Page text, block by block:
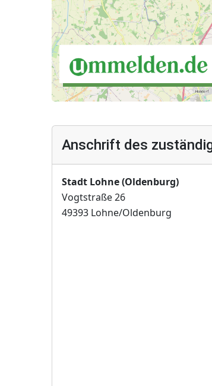
Anschrift des
Stadt Lohne (Oldenburg)
Vogtstraße 26
49393 Lohne/Oldenburg